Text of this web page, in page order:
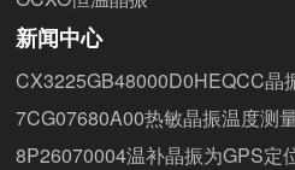
新闻中心
CX3225GB48000D0HEQCC晶
7CG07680A00热敏晶振温度测
8P26070004温补晶振为GPS定